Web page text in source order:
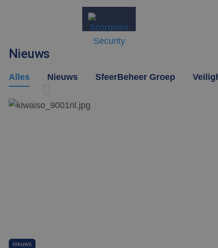
Nieuws
Alles Nieuws SfeerBeheer Groep
nieuws